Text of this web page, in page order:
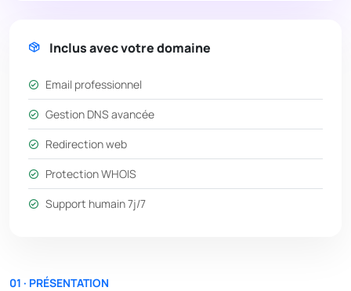
Inclus avec votre domaine
Email professionnel
Gestion DNS avancée
Redirection web
Protection WHOIS
Support humain 7j/7
01 · PRÉSENTATION